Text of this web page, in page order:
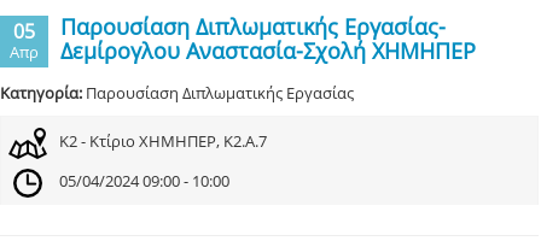
05
Απρ
Παρουσίαση Διπλωματικής Εργασίας-
Δεμίρογλου Αναστασία-Σχολή ΧΗΜΗΠΕΡ
Κατηγορία: Παρουσίαση Διπλωματικής Εργασίας
Κ2 - Κτίριο ΧΗΜΗΠΕΡ, Κ2.Α.7
05/04/2024 09:00 - 10:00